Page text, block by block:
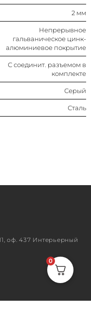
2 мм
Непрерывное
гальваническое цинк-
алюминиевое покрытие
С соединит. разъемом в
комплекте
Серый
Сталь
оф. 437 Интерьерный
0